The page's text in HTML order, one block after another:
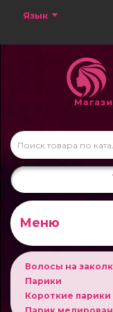
Язык
Меню
Волосы на
Парики
Короткие парики